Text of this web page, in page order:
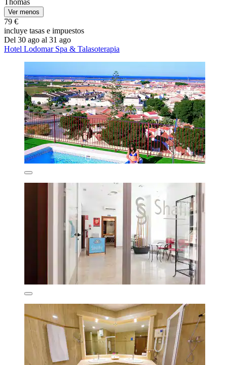
Thomas
Ver menos
79 €
incluye tasas e impuestos
Del 30 ago al 31 ago
Hotel Lodomar Spa & Talasoterapia